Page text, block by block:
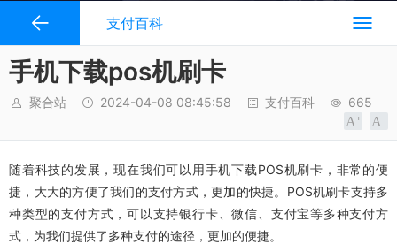
支付百科
手机下载pos机刷卡
聚合站 2024-04-08 08:45:58 支付百科 665
随着科技的发展，现在我们可以用手机下载POS机刷卡，非常的便
捷，大大的方便了我们的支付方式，更加的快捷。POS机刷卡支持多
种类型的支付方式，可以支持银行卡、微信、支付宝等多种支付方
式，为我们提供了多种支付的途径，更加的便捷。